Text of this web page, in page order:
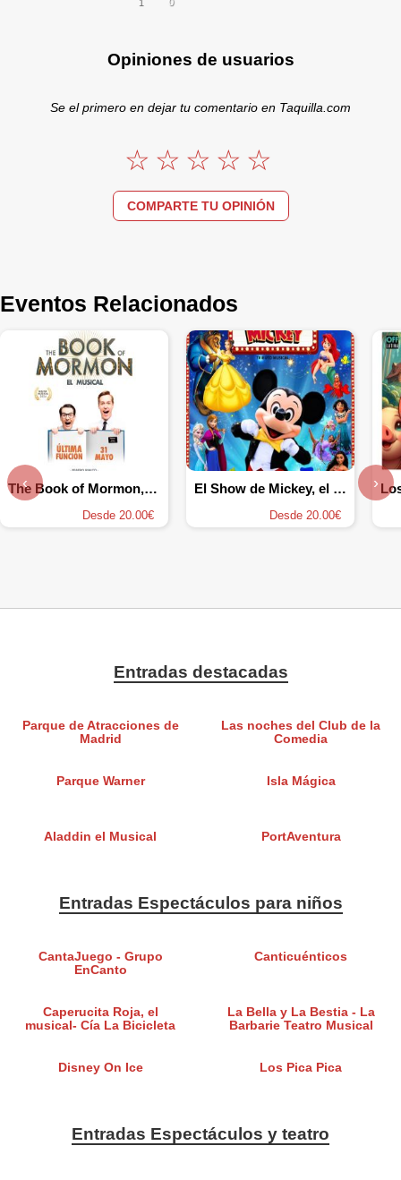
1
Opiniones de usuarios
Se el primero en dejar tu comentario en Taquilla.com
COMPARTE TU OPINIÓN
Eventos Relacionados
The Book of Mormon, el musical
Desde 20.00€
El Show de Mickey, el Musical
Desde 20.00€
‹ ›
Entradas destacadas
Parque de Atracciones de
Madrid
Las noches del Club de la
Comedia
Parque Warner Isla Mágica
Aladdin el Musical PortAventura
Entradas Espectáculos para niños
CantaJuego - Grupo
EnCanto
Canticuénticos
Caperucita Roja, el
musical- Cía La Bicicleta
La Bella y La Bestia - La
Barbarie Teatro Musical
Disney On Ice Los Pica Pica
Entradas Espectáculos y teatro